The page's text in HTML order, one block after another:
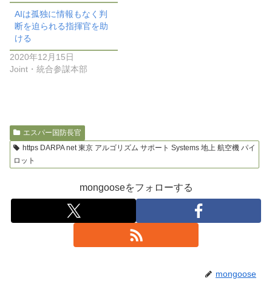
AIは孤独に情報もなく判
断を迫られる指揮官を助
ける
2020年12月15日
Joint・統合参謀本部
エスパー国防長官
https DARPA net 東京 アルゴリズム サポート Systems 地上 航空機 パイ
ロット
mongooseをフォローする
mongoose